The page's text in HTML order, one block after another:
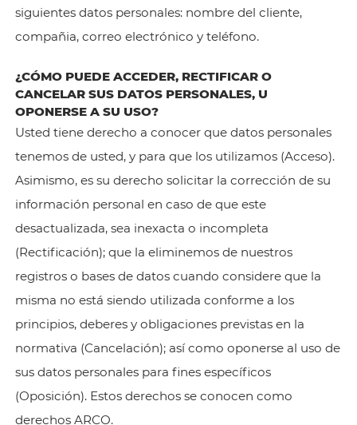
siguientes datos personales: nombre del cliente,
compañia, correo electrónico y teléfono.
¿CÓMO PUEDE ACCEDER, RECTIFICAR O
CANCELAR SUS DATOS PERSONALES, U
OPONERSE A SU USO?
Usted tiene derecho a conocer que datos personales
tenemos de usted, y para que los utilizamos (Acceso).
Asimismo, es su derecho solicitar la corrección de su
información personal en caso de que este
desactualizada, sea inexacta o incompleta
(Rectificación); que la eliminemos de nuestros
registros o bases de datos cuando considere que la
misma no está siendo utilizada conforme a los
principios, deberes y obligaciones previstas en la
normativa (Cancelación); así como oponerse al uso de
sus datos personales para fines específicos
(Oposición). Estos derechos se conocen como
derechos ARCO.